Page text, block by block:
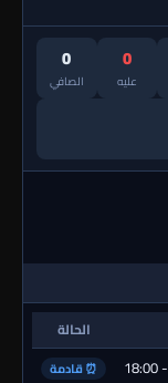
0
عليه
0
الصافي
الحالة
⏰ قادمة